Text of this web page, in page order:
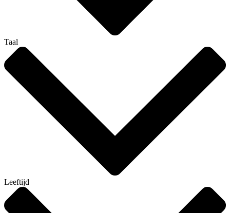
Taal
Leeftijd